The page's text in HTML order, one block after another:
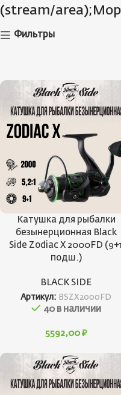
(stream/
Фильтры
Катушка для рыбалки
безынерционная Black
Side Zodiac X 2000FD (9+1
подш.)
BLACK SIDE
Артикул: BSZX2000FD
40 в наличии
5592,00 ₽